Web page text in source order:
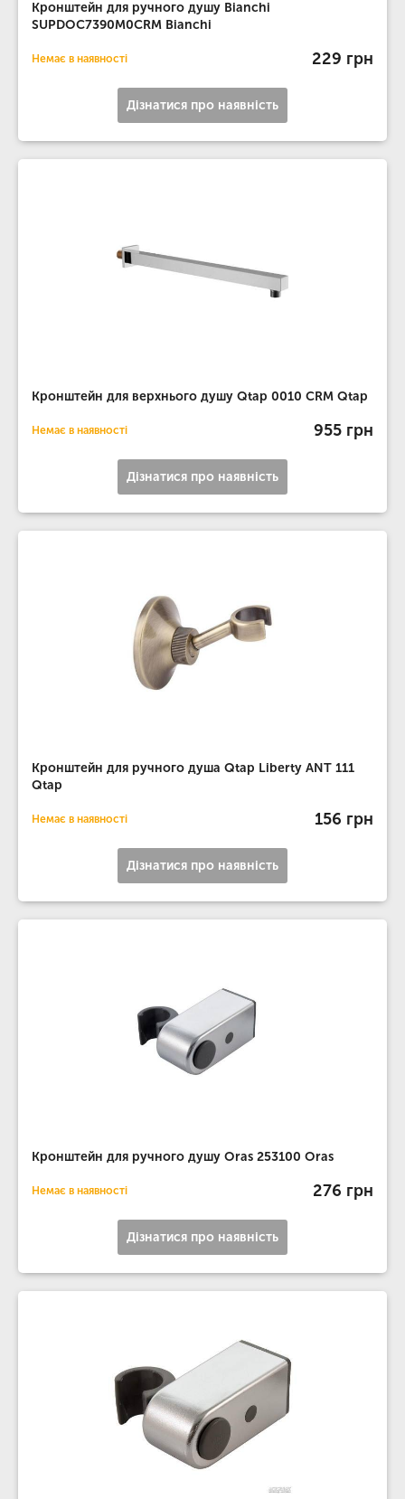
Кронштейн для ручного душу Bianchi
SUPDOC7390M0CRM Bianchi
Немає в наявності 229 грн
Дізнатися про наявність
Кронштейн для верхнього душу Qtap 0010 CRM Qtap
Немає в наявності 955 грн
Дізнатися про наявність
Кронштейн для ручного душа Qtap Liberty ANT 111
Qtap
Немає в наявності 156 грн
Дізнатися про наявність
Кронштейн для ручного душу Oras 253100 Oras
Немає в наявності 276 грн
Дізнатися про наявність